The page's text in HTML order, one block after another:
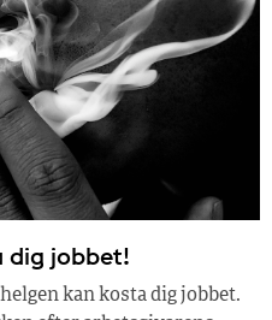
dig jobbet!
kan kosta dig jobbet.